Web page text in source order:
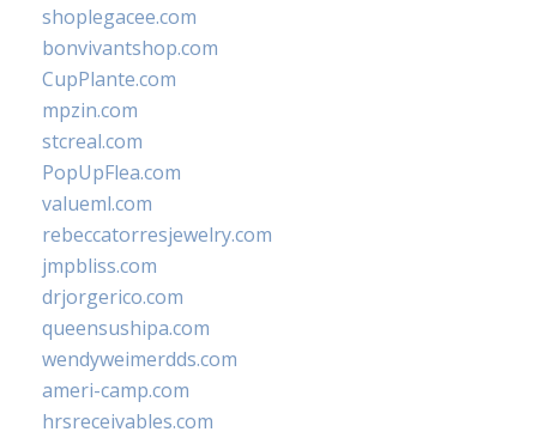
shoplegacee.com
bonvivantshop.com
CupPlante.com
mpzin.com
stcreal.com
PopUpFlea.com
valueml.com
rebeccatorresjewelry.com
jmpbliss.com
drjorgerico.com
queensushipa.com
wendyweimerdds.com
ameri-camp.com
hrsreceivables.com